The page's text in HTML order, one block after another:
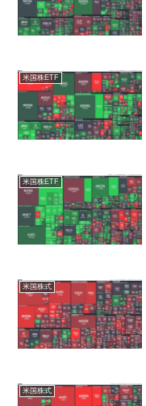
米国株ETF
米国株ETF
米国株式
米国株式